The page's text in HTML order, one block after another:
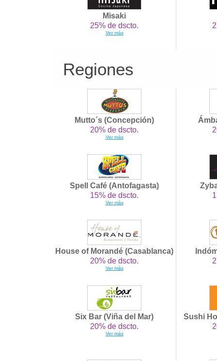
Misaki
25% de dscto.
Ver más
Regiones
Mutto´s (Concepción)
20% de dscto.
Ver más
Spell Café (Antofagasta)
15% de dscto.
Ver más
House of Morandé (Casablanca)
20% de dscto.
Ver más
Six Bar (Viña del Mar)
20% de dscto.
Ver más
Sushi